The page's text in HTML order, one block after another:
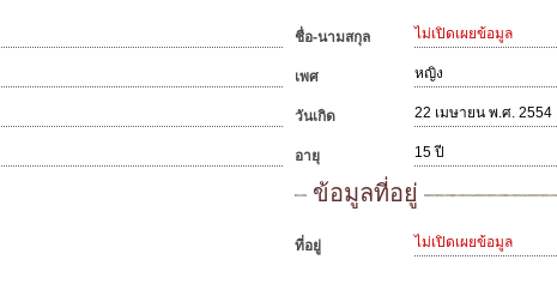
ชื่อ-นามสกุล ไม่เปิดเผยข้อมูล
เพศ หญิง
วันเกิด 22 เมษายน พ.ศ. 2554
อายุ 15 ปี
ข้อมูลที่อยู่
ที่อยู่ ไม่เปิดเผยข้อมูล